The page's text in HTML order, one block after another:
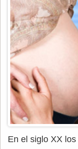
En el siglo XX